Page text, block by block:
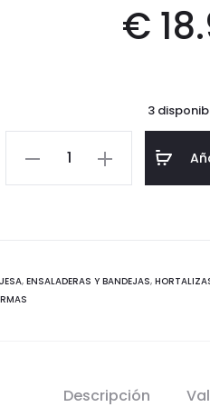
€
3
Ensaladera
Colección
repollo
, ENSALADERAS Y BANDEJAS,
Descripción